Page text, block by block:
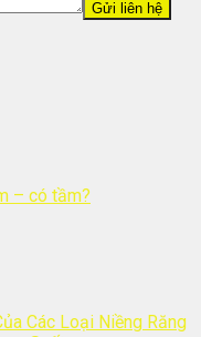
– có tầm?
Các Loại Niềng Răng